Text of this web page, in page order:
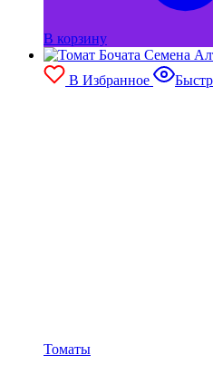
В корзину
В Избранное
Томаты